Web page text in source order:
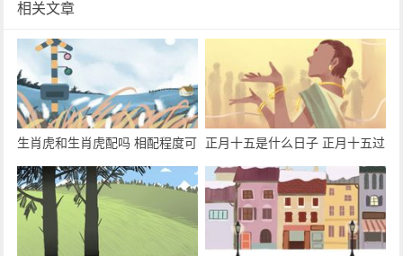
相关文章
生肖虎和生肖虎配吗 相配程度可
谓是欢喜和忧愁各一半
正月十五是什么日子 正月十五过
了能理发吗